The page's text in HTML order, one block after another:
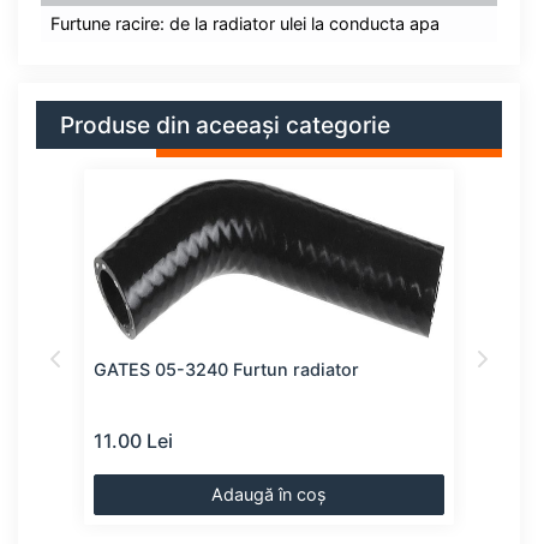
Furtune racire: de la radiator ulei la conducta apa
Produse din aceeași categorie
GATES 05-3240 Furtun radiator
11.00 Lei
Adaugă în coș